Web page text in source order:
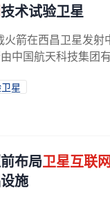
技术试验卫星
箭在西昌卫星发射
中国航天科技集团
星
布局卫星互联
施